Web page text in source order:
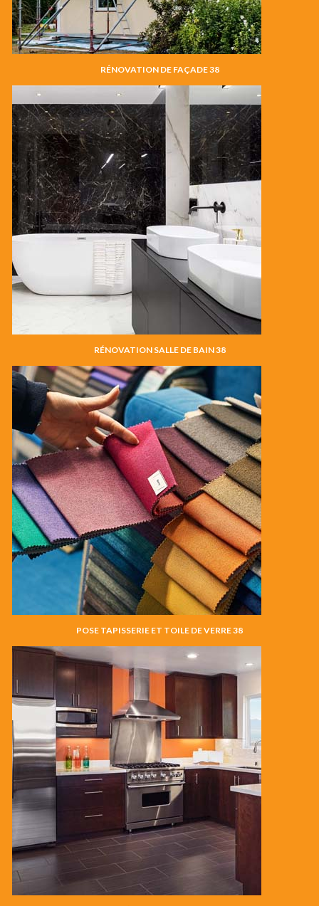
RÉNOVATION DE FAÇADE 38
RÉNOVATION SALLE DE BAIN 38
POSE TAPISSERIE ET TOILE DE VERRE 38